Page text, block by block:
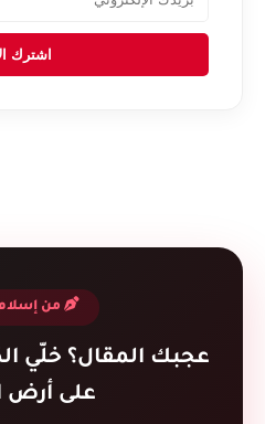
اشترك
من
عجبك المقال؟ خلّي
على أرض